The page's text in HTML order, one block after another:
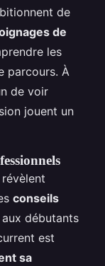
de
de
les
parcours. À
de voir
jouent un
révèlent
conseils
débutants
est
sa